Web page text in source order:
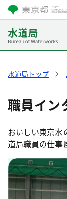
水道局トップ
職員イン
おいしい東京水
道局職員の仕事